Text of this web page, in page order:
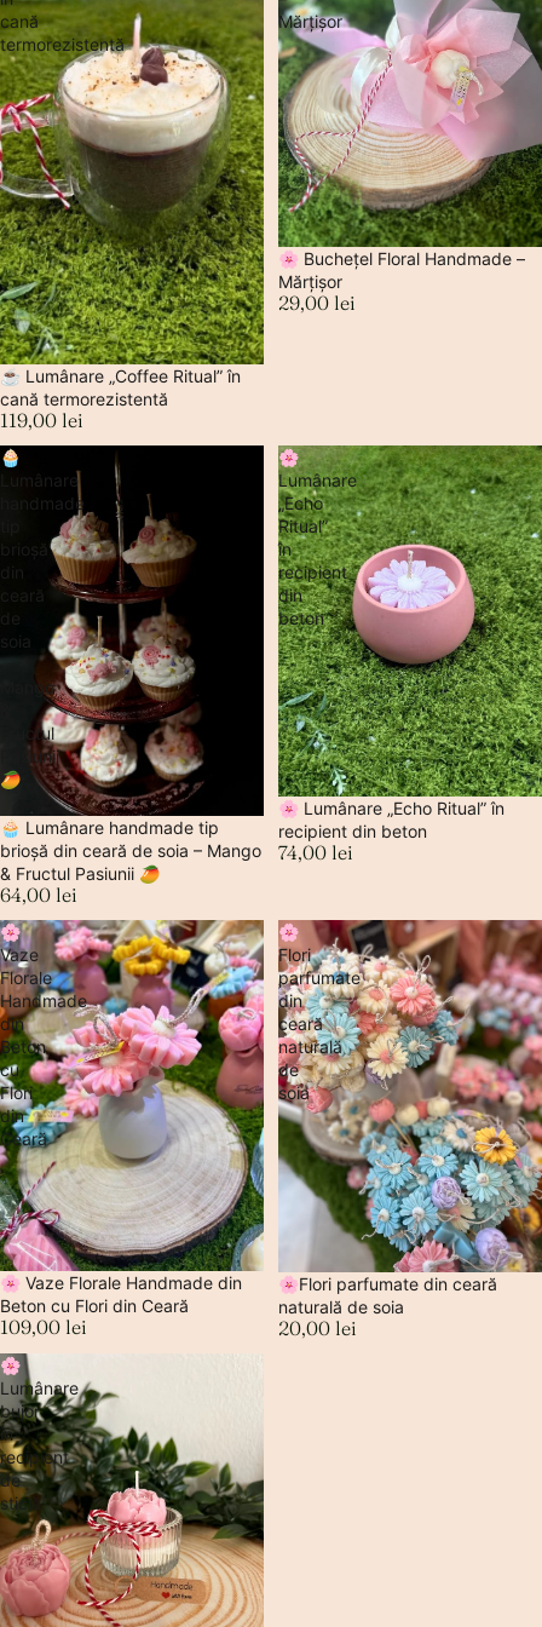
cană
termorezistentă
☕ Lumânare „Coffee Ritual” în
cană termorezistentă
119,00 lei
Mărțișor
🌸 Buchețel Floral Handmade –
Mărțișor
29,00 lei
🧁
Lumânare
handmade
brioșă
din
ceară
de
soia
–
Mango
Fructul
Pasiunii
🥭
🧁 Lumânare handmade tip
brioșă din ceară de soia – Mango
& Fructul Pasiunii 🥭
64,00 lei
🌸
Lumânare
„Echo
Ritual”
în
recipient
din
beton
🌸 Lumânare „Echo Ritual” în
recipient din beton
74,00 lei
🌸
Vaze
Florale
Handmade
din
Beton
cu
Flori
din
Ceară
🌸 Vaze Florale Handmade din
Beton cu Flori din Ceară
109,00 lei
🌸
Flori
parfumate
din
ceară
naturală
de
soia
🌸Flori parfumate din ceară
naturală de soia
20,00 lei
🌸
Lumânare
bujor
în
recipient
de
sticlă